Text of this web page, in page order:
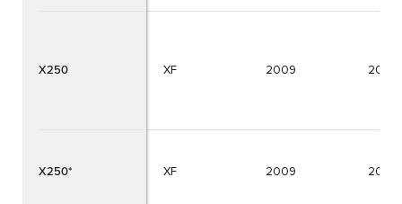
XF 2009 2015
XF 2009 2015
X250
X250*